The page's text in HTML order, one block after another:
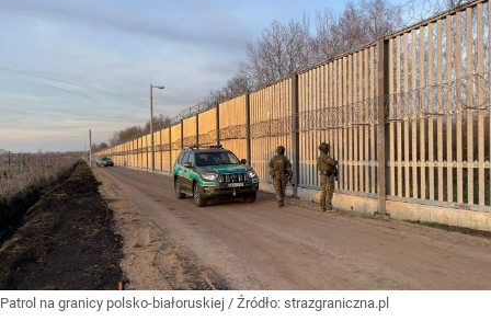
Patrol na granicy polsko-białoruskiej / Źródło: strazgraniczna.pl